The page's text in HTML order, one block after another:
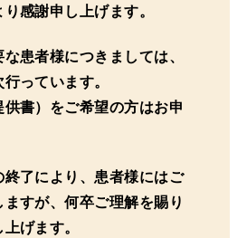
感謝申し上げます。
患者様につきましては、
っています。
書）をご希望の方はお申
了により、患者様にはご
すが、何卒ご理解を賜り
げます。